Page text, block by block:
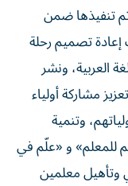
تغيير تم تنفيذها ضمن
تستهدف إعادة تصميم رحلة
العربية، ونشر
مشاركة أولياء
وتنمية
للمعلم» و «علّم في
معلمين